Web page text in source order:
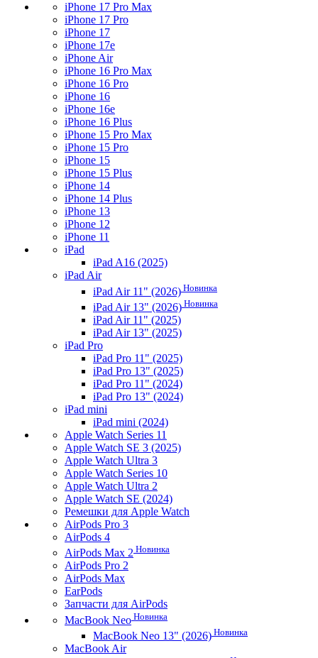
iPhone 17 Pro Max
iPhone 17 Pro
iPhone 17
iPhone 17e
iPhone Air
iPhone 16 Pro Max
iPhone 16 Pro
iPhone 16
iPhone 16e
iPhone 16 Plus
iPhone 15 Pro Max
iPhone 15 Pro
iPhone 15
iPhone 15 Plus
iPhone 14
iPhone 14 Plus
iPhone 13
iPhone 12
iPhone 11
iPad
iPad A16 (2025)
iPad Air
iPad Air 11" (2026) Новинка
iPad Air 13" (2026) Новинка
iPad Air 11" (2025)
iPad Air 13" (2025)
iPad Pro
iPad Pro 11" (2025)
iPad Pro 13" (2025)
iPad Pro 11" (2024)
iPad Pro 13" (2024)
iPad mini
iPad mini (2024)
Apple Watch Series 11
Apple Watch SE 3 (2025)
Apple Watch Ultra 3
Apple Watch Series 10
Apple Watch Ultra 2
Apple Watch SE (2024)
Ремешки для Apple Watch
AirPods Pro 3
AirPods 4
AirPods Max 2 Новинка
AirPods Pro 2
AirPods Max
EarPods
Запчасти для AirPods
MacBook Neo Новинка
MacBook Neo 13" (2026) Новинка
MacBook Air